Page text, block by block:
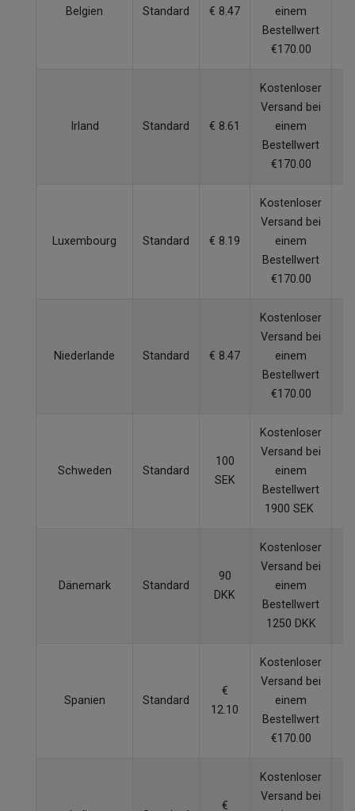
Belgien Standard € 8.47
einem
Bestellwert
€170.00
Irland Standard € 8.61
Kostenloser
Versand bei
einem
Bestellwert
€170.00
Luxembourg Standard € 8.19
Kostenloser
Versand bei
einem
Bestellwert
€170.00
Niederlande Standard € 8.47
Kostenloser
Versand bei
einem
Bestellwert
€170.00
Schweden Standard
100
SEK
Kostenloser
Versand bei
einem
Bestellwert
1900 SEK
Dänemark Standard
90
DKK
Kostenloser
Versand bei
einem
Bestellwert
1250 DKK
Spanien Standard
€
12.10
Kostenloser
Versand bei
einem
Bestellwert
€170.00
€
Kostenloser
Versand bei